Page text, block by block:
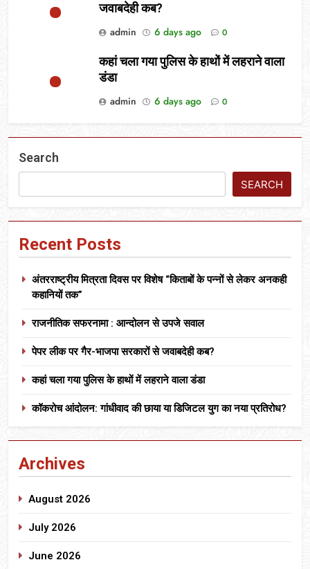
जवाबदेही कब?
admin
6 days ago 0
कहां चला गया पुलिस के हाथों में लहराने वाला
डंडा
admin
6 days ago 0
Search
SEARCH
Recent Posts
अंतरराष्ट्रीय मित्रता दिवस पर विशेष “किताबों के पन्नों से लेकर अनकही
कहानियों तक”
राजनीतिक सफरनामा : आन्दोलन से उपजे सवाल
पेपर लीक पर गैर-भाजपा सरकारों से जवाबदेही कब?
कहां चला गया पुलिस के हाथों में लहराने वाला डंडा
कॉकरोच आंदोलन: गांधीवाद की छाया या डिजिटल युग का नया प्रतिरोध?
Archives
August 2026
July 2026
June 2026